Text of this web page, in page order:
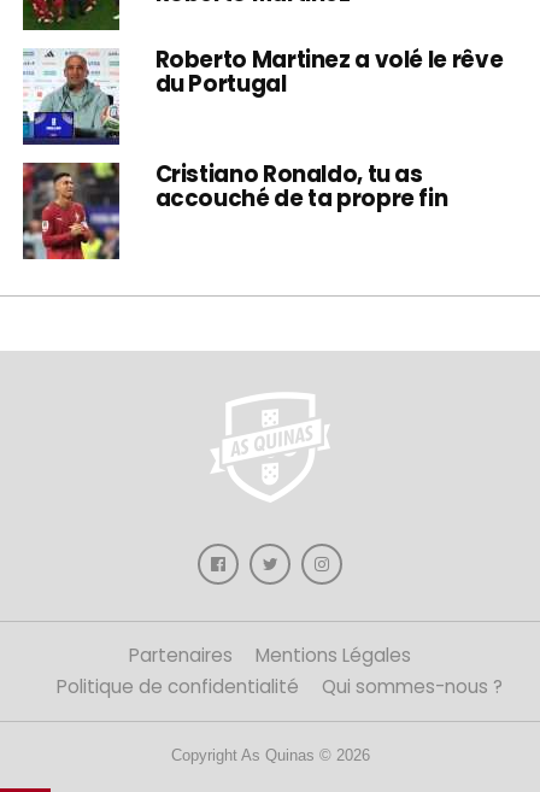
Roberto Martinez a volé le rêve
du Portugal
Cristiano Ronaldo, tu as
accouché de ta propre fin
Partenaires
Mentions Légales
Politique de confidentialité
Qui sommes-nous ?
Copyright As Quinas © 2026